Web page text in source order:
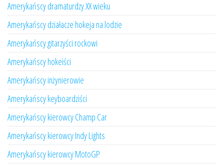
Amerykańscy dramaturdzy XX wieku
Amerykańscy działacze hokeja na lodzie
Amerykańscy gitarzyści rockowi
Amerykańscy hokeiści
Amerykańscy inżynierowie
Amerykańscy keyboardziści
Amerykańscy kierowcy Champ Car
Amerykańscy kierowcy Indy Lights
Amerykańscy kierowcy MotoGP